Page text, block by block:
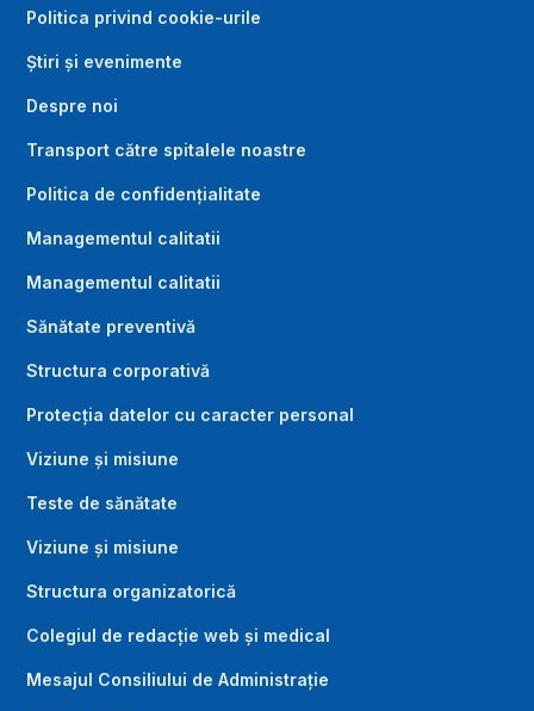
Politica privind cookie-urile
Știri și evenimente
Despre noi
Transport către spitalele noastre
Politica de confidențialitate
Managementul calitatii
Managementul calitatii
Sănătate preventivă
Structura corporativă
Protecția datelor cu caracter personal
Viziune și misiune
Teste de sănătate
Viziune și misiune
Structura organizatorică
Colegiul de redacție web și medical
Mesajul Consiliului de Administrație